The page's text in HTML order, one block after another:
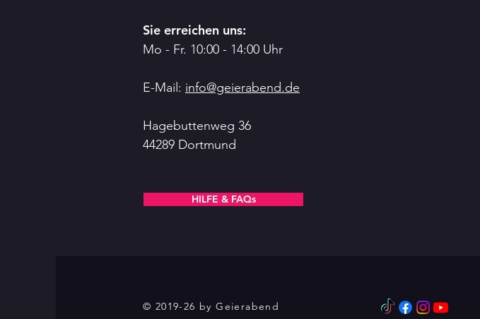
Sie erreichen uns:
Mo - Fr. 10:00 - 14:00 Uhr
E-Mail: info@geierabend.de
Hagebuttenweg 36
44289 Dortmund
HILFE & FAQs
© 2019-26 by Geierabend